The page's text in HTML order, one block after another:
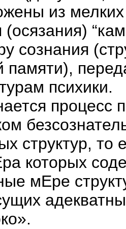
из
сознания
памяти),
психики.
процесс
структур,
которых
мЕре